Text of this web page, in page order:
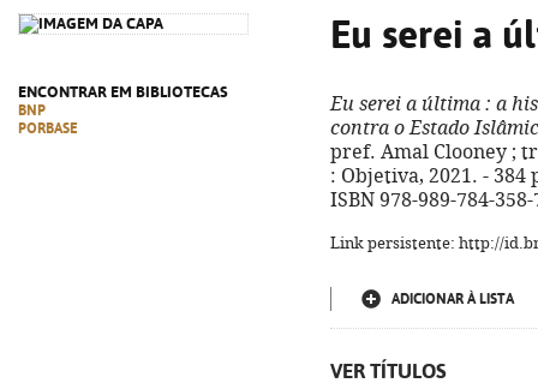
ENCONTRAR EM BIBLIOTECAS
BNP
PORBASE
Eu serei a
Eu serei a última : a
contra o Estado
pref. Amal Clooney ;
: Objetiva, 2021. -
ISBN 978-989-784-358-
Link persistente: http://
ADICIONAR À LISTA
VER TÍTULOS